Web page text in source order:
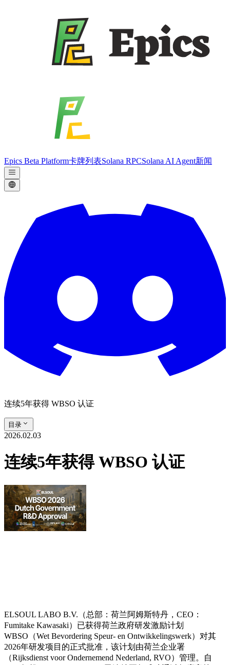
Epics Beta Platform卡牌列表Solana RPCSolana AI Agent新闻
连续5年获得 WBSO 认证
目录
2026.02.03
连续5年获得 WBSO 认证
ELSOUL LABO B.V.（总部：荷兰阿姆斯特丹，CEO：
Fumitake Kawasaki）已获得荷兰政府研发激励计划
WBSO（Wet Bevordering Speur- en Ontwikkelingswerk）对其
2026年研发项目的正式批准，该计划由荷兰企业署
（Rijksdienst voor Ondernemend Nederland, RVO）管理。自